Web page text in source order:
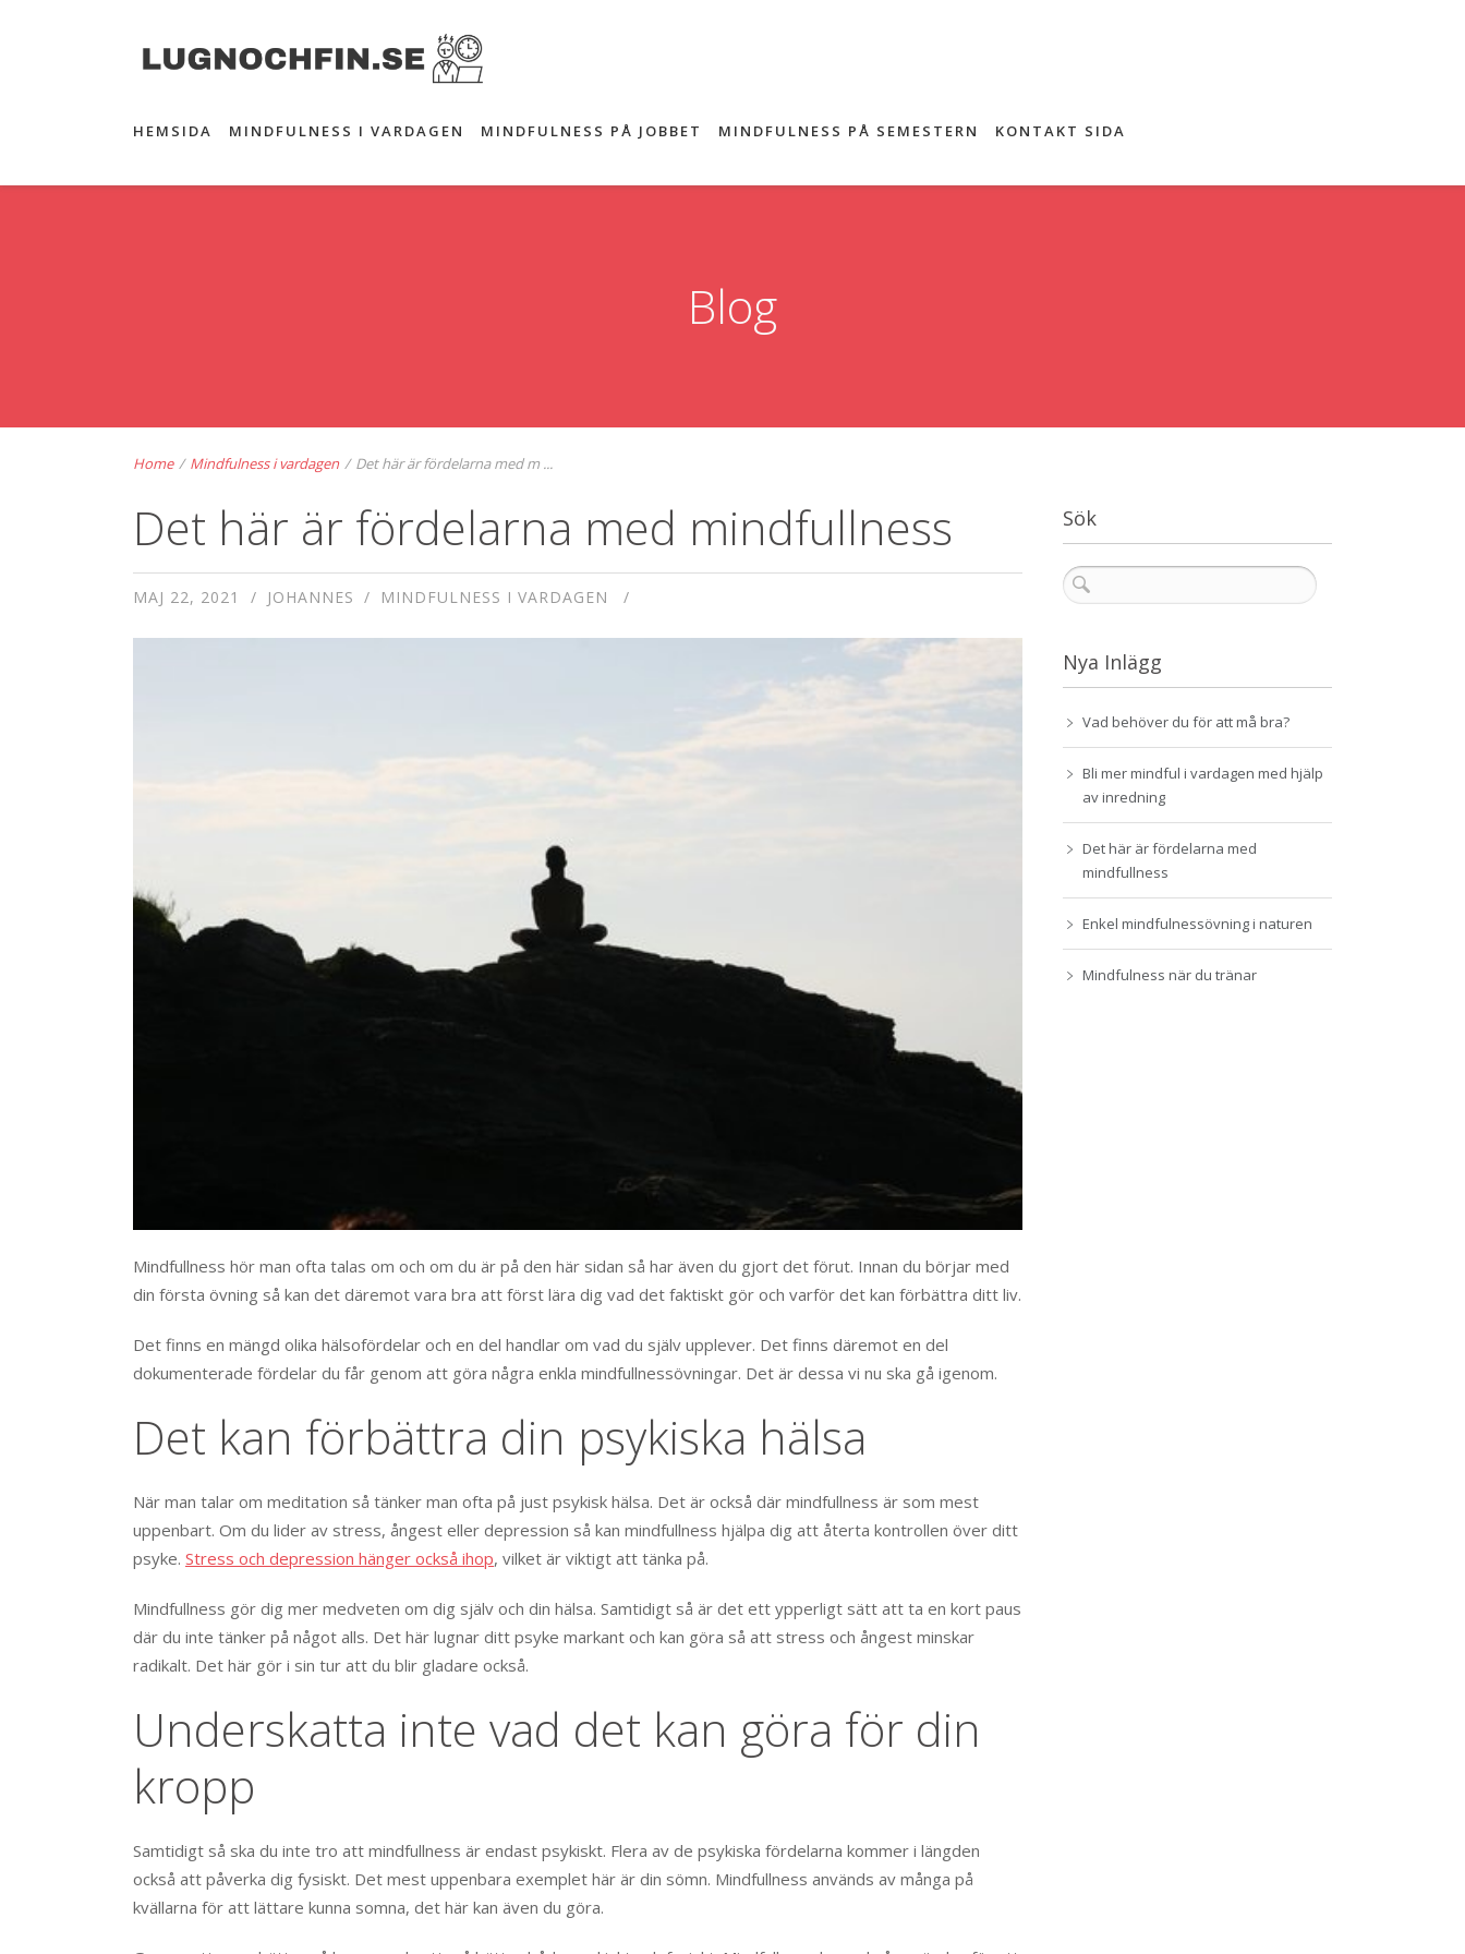
HEMSIDA MINDFULNESS I VARDAGEN MINDFULNESS PÅ JOBBET MINDFULNESS PÅ SEMESTERN KONTAKT SIDA
Blog
Home / Mindfulness i vardagen / Det här är fördelarna med m ...
Det här är fördelarna med mindfullness
MAJ 22, 2021 JOHANNES MINDFULNESS I VARDAGEN
Mindfullness hör man ofta talas om och om du är på den här sidan så har även du gjort det förut. Innan du börjar med
din första övning så kan det däremot vara bra att först lära dig vad det faktiskt gör och varför det kan förbättra ditt liv.
Det finns en mängd olika hälsofördelar och en del handlar om vad du själv upplever. Det finns däremot en del
dokumenterade fördelar du får genom att göra några enkla mindfullnessövningar. Det är dessa vi nu ska gå igenom.
Det kan förbättra din psykiska hälsa
När man talar om meditation så tänker man ofta på just psykisk hälsa. Det är också där mindfullness är som mest
uppenbart. Om du lider av stress, ångest eller depression så kan mindfullness hjälpa dig att återta kontrollen över ditt
psyke. Stress och depression hänger också ihop, vilket är viktigt att tänka på.
Mindfullness gör dig mer medveten om dig själv och din hälsa. Samtidigt så är det ett ypperligt sätt att ta en kort paus
där du inte tänker på något alls. Det här lugnar ditt psyke markant och kan göra så att stress och ångest minskar
radikalt. Det här gör i sin tur att du blir gladare också.
Underskatta inte vad det kan göra för din
kropp
Samtidigt så ska du inte tro att mindfullness är endast psykiskt. Flera av de psykiska fördelarna kommer i längden
också att påverka dig fysiskt. Det mest uppenbara exemplet här är din sömn. Mindfullness används av många på
kvällarna för att lättare kunna somna, det här kan även du göra.
Sök
Nya Inlägg
Vad behöver du för att må bra?
Bli mer mindful i vardagen med hjälp
av inredning
Det här är fördelarna med
mindfullness
Enkel mindfulnessövning i naturen
Mindfulness när du tränar